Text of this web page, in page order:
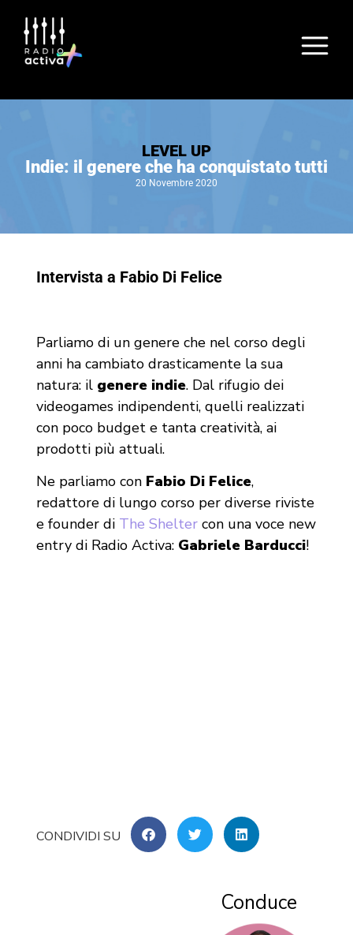
LEVEL UP
Indie: il genere che ha conquistato tutti
20 Novembre 2020
Intervista a Fabio Di Felice
Parliamo di un genere che nel corso degli
anni ha cambiato drasticamente la sua
natura: il genere indie. Dal rifugio dei
videogames indipendenti, quelli realizzati
con poco budget e tanta creatività, ai
prodotti più attuali.
Ne parliamo con Fabio Di Felice,
redattore di lungo corso per diverse riviste
e founder di The Sheltercon una voce new
entry di Radio Activa: Gabriele Barducci!
Conduce